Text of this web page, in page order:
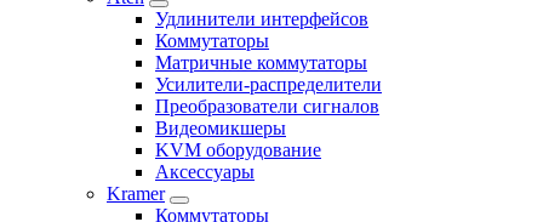
Удлинители интерфейсов
Коммутаторы
Матричные коммутаторы
Усилители-распределители
Преобразователи сигналов
Видеомикшеры
KVM оборудование
Аксессуары
Kramer
Коммутаторы